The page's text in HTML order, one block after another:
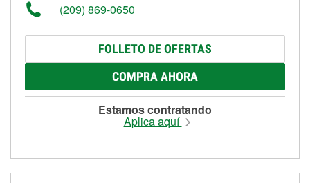
(209) 869-0650
FOLLETO DE OFERTAS
COMPRA AHORA
Estamos contratando
Aplica aquí